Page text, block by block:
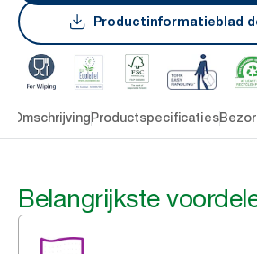
Productinformatieblad
OmschrijvingProductspecificaties
Belangrijkste